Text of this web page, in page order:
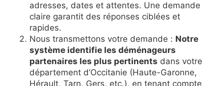
adresses, dates et attentes. Une demande
claire garantit des réponses ciblées et
rapides.
Nous transmettons votre demande : Notre
système identifie les déménageurs
partenaires les plus pertinents dans votre
département d’Occitanie (Haute-Garonne,
Hérault, Tarn, Gers, etc.), en tenant compte